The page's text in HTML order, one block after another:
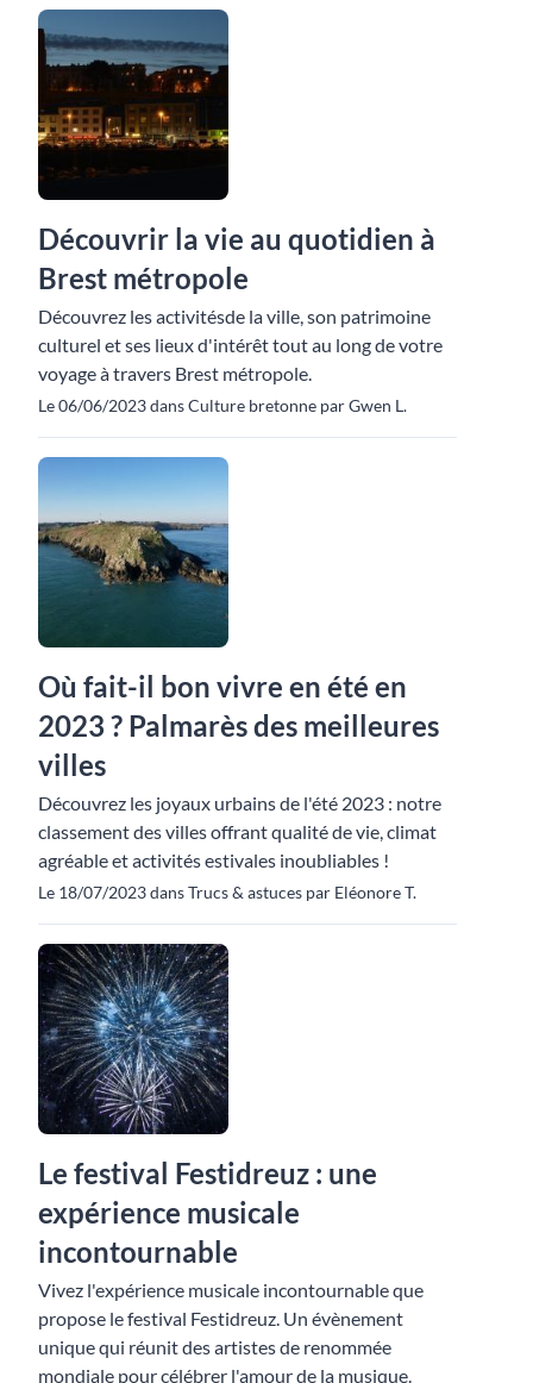
Découvrir la vie au quotidien à
Brest métropole
Découvrez les activitésde la ville, son patrimoine
culturel et ses lieux d'intérêt tout au long de votre
voyage à travers Brest métropole.
Le 06/06/2023 dans Culture bretonne par Gwen L.
Où fait-il bon vivre en été en
2023 ? Palmarès des meilleures
villes
Découvrez les joyaux urbains de l'été 2023 : notre
classement des villes offrant qualité de vie, climat
agréable et activités estivales inoubliables !
Le 18/07/2023 dans Trucs & astuces par Eléonore T.
Le festival Festidreuz : une
expérience musicale
incontournable
Vivez l'expérience musicale incontournable que
propose le festival Festidreuz. Un évènement
unique qui réunit des artistes de renommée
mondiale pour célébrer l'amour de la musique.